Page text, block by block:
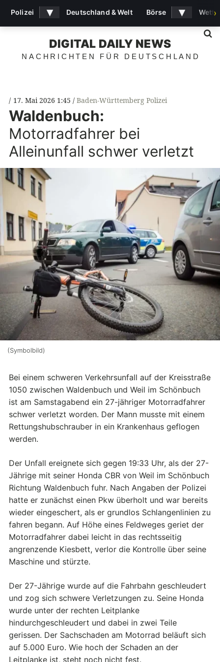
DIGITAL DAILY NEWS
NACHRICHTEN FÜR DEUTSCHLAND
17. Mai 2026 1:45 Baden-Württemberg Polizei
Waldenbuch:
Motorradfahrer bei
Alleinunfall schwer verletzt
(Symbolbild)
Bei einem schweren Verkehrsunfall auf der Kreisstraße
1050 zwischen Waldenbuch und Weil im Schönbuch
ist am Samstagabend ein 27-jähriger Motorradfahrer
schwer verletzt worden. Der Mann musste mit einem
Rettungshubschrauber in ein Krankenhaus geflogen
werden.
Der Unfall ereignete sich gegen 19:33 Uhr, als der 27-
Jährige mit seiner Honda CBR von Weil im Schönbuch
Richtung Waldenbuch fuhr. Nach Angaben der Polizei
hatte er zunächst einen Pkw überholt und war bereits
wieder eingeschert, als er grundlos Schlangenlinien zu
fahren begann. Auf Höhe eines Feldweges geriet der
Motorradfahrer dabei leicht in das rechtsseitig
angrenzende Kiesbett, verlor die Kontrolle über seine
Maschine und stürzte.
Der 27-Jährige wurde auf die Fahrbahn geschleudert
und zog sich schwere Verletzungen zu. Seine Honda
wurde unter der rechten Leitplanke
hindurchgeschleudert und dabei in zwei Teile
gerissen. Der Sachschaden am Motorrad beläuft sich
auf 5.000 Euro. Wie hoch der Schaden an der
Leitplanke ist, steht noch nicht fest.
Polizei ▾ Deutschland & Welt Börse ▾ ›